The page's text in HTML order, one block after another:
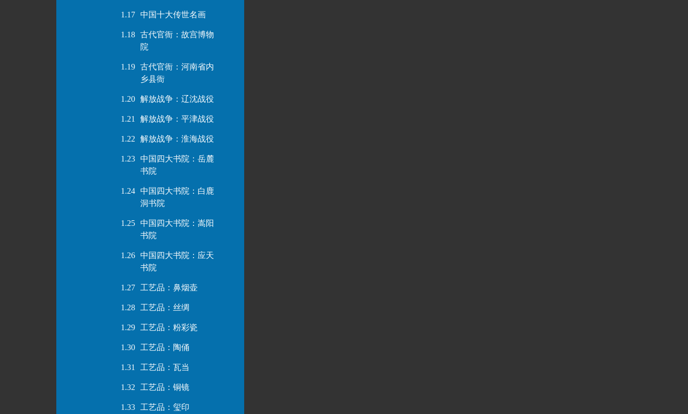
1.17 中国十大传世名画
1.18
古代官衙：故宫博物
院
1.19
古代官衙：河南省内
乡县衙
1.20 解放战争：辽沈战役
1.21 解放战争：平津战役
1.22 解放战争：淮海战役
1.23
中国四大书院：岳麓
书院
1.24
中国四大书院：白鹿
洞书院
1.25
中国四大书院：嵩阳
书院
1.26
中国四大书院：应天
书院
1.27 工艺品：鼻烟壶
1.28 工艺品：丝绸
1.29 工艺品：粉彩瓷
1.30 工艺品：陶俑
1.31 工艺品：瓦当
1.32 工艺品：铜镜
1.33 工艺品：玺印